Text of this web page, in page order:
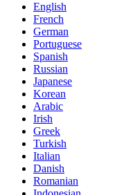
English
French
German
Portuguese
Spanish
Russian
Japanese
Korean
Arabic
Irish
Greek
Turkish
Italian
Danish
Romanian